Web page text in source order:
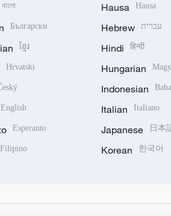
বাংলা
Български
ខ្មែរ
Hrvatski
English
Esperanto
Filipino
Hausa Hausa
Hebrew עברית
Hindi हिन्दी
Hungarian
Indonesian
Italian Italiano
Japanese 日本
Korean 한국어